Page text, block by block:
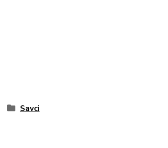
Savci